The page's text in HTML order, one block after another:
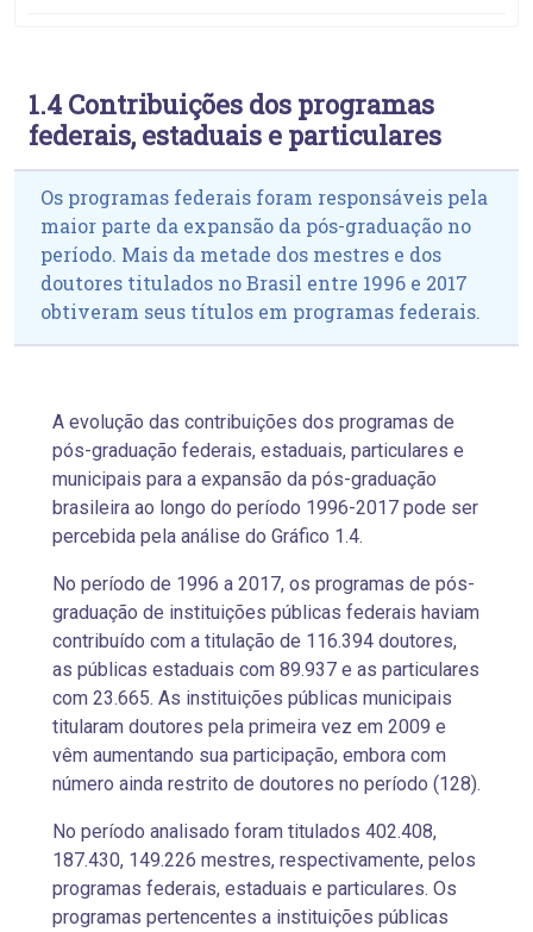
1.4 Contribuições dos programas
federais, estaduais e particulares
Os programas federais foram responsáveis pela
maior parte da expansão da pós-graduação no
período. Mais da metade dos mestres e dos
doutores titulados no Brasil entre 1996 e 2017
obtiveram seus títulos em programas federais.
A evolução das contribuições dos programas de
pós-graduação federais, estaduais, particulares e
municipais para a expansão da pós-graduação
brasileira ao longo do período 1996-2017 pode ser
percebida pela análise do Gráfico 1.4.
No período de 1996 a 2017, os programas de pós-
graduação de instituições públicas federais haviam
contribuído com a titulação de 116.394 doutores,
as públicas estaduais com 89.937 e as particulares
com 23.665. As instituições públicas municipais
titularam doutores pela primeira vez em 2009 e
vêm aumentando sua participação, embora com
número ainda restrito de doutores no período (128).
No período analisado foram titulados 402.408,
187.430, 149.226 mestres, respectivamente, pelos
programas federais, estaduais e particulares. Os
programas pertencentes a instituições públicas